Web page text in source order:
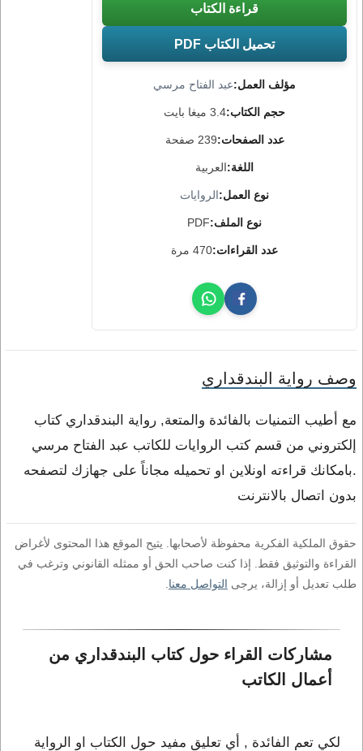
مؤلف العمل:عبد الفتاح مرسي
حجم الكتاب:3.4 ميغا بايت
عدد الصفحات:239 صفحة
اللغة:العربية
نوع العمل:الروايات
نوع الملف:PDF
عدد القراءات:470 مرة
قراءة الكتاب
تحميل الكتاب PDF
وصف رواية البندقداري
مع أطيب التمنيات بالفائدة والمتعة, رواية البندقداري كتاب
إلكتروني من قسم كتب الروايات للكاتب عبد الفتاح مرسي
.بامكانك قراءته اونلاين او تحميله مجاناً على جهازك لتصفحه
بدون اتصال بالانترنت
حقوق الملكية الفكرية محفوظة لأصحابها. يتيح الموقع هذا المحتوى لأغراض
القراءة والتوثيق فقط. إذا كنت صاحب الحق أو ممثله القانوني وترغب في
طلب تعديل أو إزالة، يرجى التواصل معنا
مشاركات القراء حول كتاب البندقداري من
أعمال الكاتب
لكي تعم الفائدة , أي تعليق مفيد حول الكتاب او الرواية